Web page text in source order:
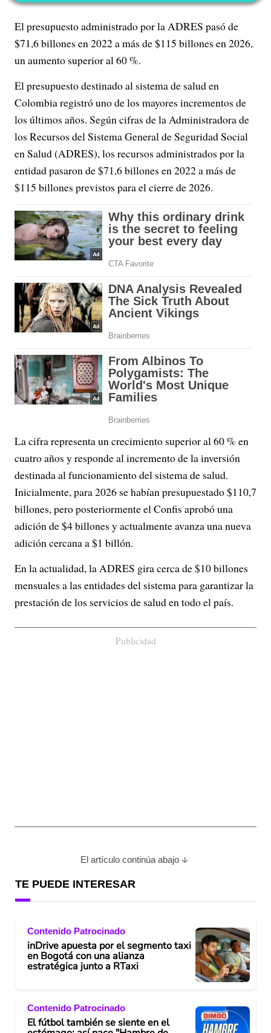
El presupuesto administrado por la ADRES pasó de
$71,6 billones en 2022 a más de $115 billones en 2026,
un aumento superior al 60 %.
El presupuesto destinado al sistema de salud en
Colombia registró uno de los mayores incrementos de
los últimos años. Según cifras de la Administradora de
los Recursos del Sistema General de Seguridad Social
en Salud (ADRES), los recursos administrados por la
entidad pasaron de $71,6 billones en 2022 a más de
$115 billones previstos para el cierre de 2026.
La cifra representa un crecimiento superior al 60 % en
cuatro años y responde al incremento de la inversión
destinada al funcionamiento del sistema de salud.
Inicialmente, para 2026 se habían presupuestado $110,7
billones, pero posteriormente el Confis aprobó una
adición de $4 billones y actualmente avanza una nueva
adición cercana a $1 billón.
En la actualidad, la ADRES gira cerca de $10 billones
mensuales a las entidades del sistema para garantizar la
prestación de los servicios de salud en todo el país.
Publicidad
El artículo continúa abajo
TE PUEDE INTERESAR
Contenido Patrocinado
inDrive apuesta por el segmento taxi
en Bogotá con una alianza
estratégica junto a RTaxi
Contenido Patrocinado
El fútbol también se siente en el